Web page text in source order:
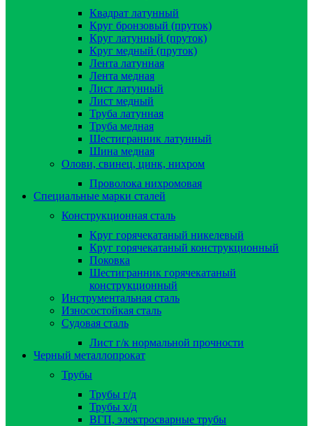
Квадрат латунный
Круг бронзовый (пруток)
Круг латунный (пруток)
Круг медный (пруток)
Лента латунная
Лента медная
Лист латунный
Лист медный
Труба латунная
Труба медная
Шестигранник латунный
Шина медная
Олови, свинец, цинк, нихром
Проволока нихромовая
Специальные марки сталей
Конструкционная сталь
Круг горячекатаный никелевый
Круг горячекатаный конструкционный
Поковка
Шестигранник горячекатаный
конструкционный
Инструментальная сталь
Износостойкая сталь
Судовая сталь
Лист г/к нормальной прочности
Черный металлопрокат
Трубы
Трубы г/д
Трубы х/д
ВГП, электросварные трубы